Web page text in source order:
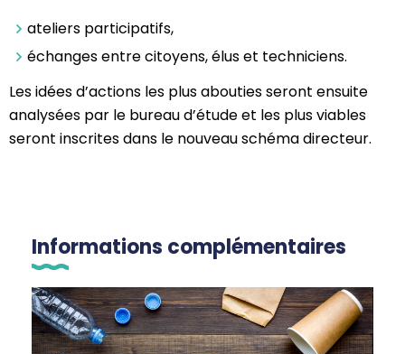
ateliers participatifs,
échanges entre citoyens, élus et techniciens.
Les idées d’actions les plus abouties seront ensuite
analysées par le bureau d’étude et les plus viables
seront inscrites dans le nouveau schéma directeur.
Informations complémentaires